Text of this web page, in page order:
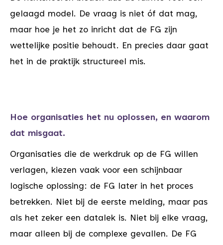
gelaagd model. De vraag is niet óf dat mag,
maar hoe je het zo inricht dat de FG zijn
wettelijke positie behoudt. En precies daar gaat
het in de praktijk structureel mis.
Hoe organisaties het nu oplossen, en waarom
dat misgaat.
Organisaties die de werkdruk op de FG willen
verlagen, kiezen vaak voor een schijnbaar
logische oplossing: de FG later in het proces
betrekken. Niet bij de eerste melding, maar pas
als het zeker een datalek is. Niet bij elke vraag,
maar alleen bij de complexe gevallen. De FG